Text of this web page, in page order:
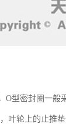
型密封圈一般
轮上的止推